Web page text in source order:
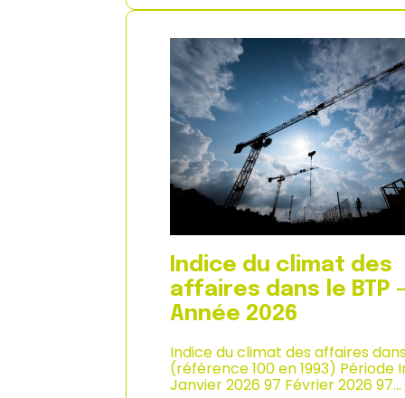
l
n
n
é
e
2
0
6
i
e
s
r
i
x
à
l
a
o
n
s
o
m
m
t
i
o
Indice du climat des
affaires dans le BTP –
Année 2026
Indice du climat des affaires
(référence 100 en 1993) Période
Janvier 2026 97 Février 2026 97…